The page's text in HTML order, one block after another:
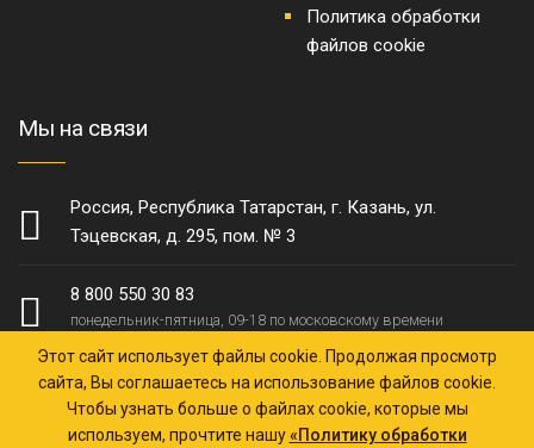
Политика обработки
файлов cookie
Мы на связи
Россия, Республика Татарстан, г. Казань, ул.
Тэцевская, д. 295, пом. № 3
8 800 550 30 83
понедельник-пятница, 09-18 по московскому времени
zakaz@ktz-zavod.ru
ответим в течение 30 минут
Этот сайт использует файлы cookie. Продолжая просмотр
сайта, Вы соглашаетесь на использование файлов cookie.
Чтобы узнать больше о файлах cookie, которые мы
используем, прочтите нашу«Политику обработки